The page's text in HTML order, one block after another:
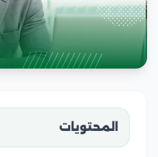
المحتويات